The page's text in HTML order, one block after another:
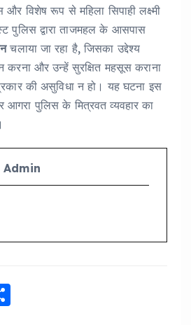
विशेष रूप से महिला सिपाही लक्ष्मी
पुलिस द्वारा ताजमहल के आसपास
चलाया जा रहा है, जिसका उद्देश्य
करना और उन्हें सुरक्षित महसूस कराना
की असुविधा न हो। यह घटना इस
पुलिस के मित्रवत व्यवहार का
Admin